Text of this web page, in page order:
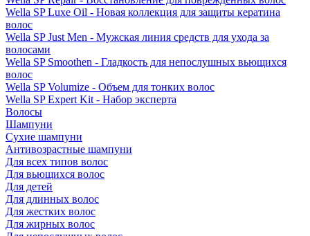
Wella SP Luxe Oil - Новая коллекция для защиты кератина
волос
Wella SP Just Men - Мужская линия средств для ухода за
волосами
Wella SP Smoothen - Гладкость для непослушных вьющихся
волос
Wella SP Volumize - Объем для тонких волос
Wella SP Expert Kit - Набор эксперта
Волосы
Шампуни
Сухие шампуни
Антивозрастные шампуни
Для всех типов волос
Для вьющихся волос
Для детей
Для длинных волос
Для жестких волос
Для жирных волос